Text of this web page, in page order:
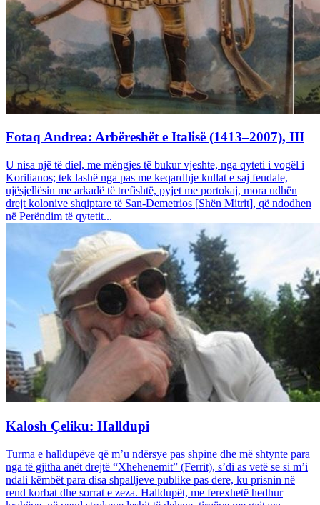
Fotaq Andrea: Arbëreshët e Italisë (1413–2007), III
U nisa një të diel, me mëngjes të bukur vjeshte, nga qyteti i vogël i
Korilianos; tek lashë nga pas me keqardhje kullat e saj feudale,
ujësjellësin me arkadë të trefishtë, pyjet me portokaj, mora udhën
drejt kolonive shqiptare të San-Demetrios [Shën Mitrit], që ndodhen
në Perëndim të qytetit...
Kalosh Çeliku: Halldupi
Turma e halldupëve që m’u ndërsye pas shpine dhe më shtynte para
nga të gjitha anët drejtë “Xhehenemit” (Ferrit), s’di as vetë se si m’i
ndali këmbët para disa shpalljeve publike pas dere, ku prisnin në
rend korbat dhe sorrat e zeza. Halldupët, me ferexhetë hedhur